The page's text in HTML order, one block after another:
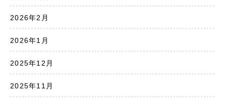
2026年2月
2026年1月
2025年12月
2025年11月